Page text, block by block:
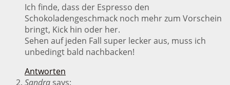
Ich finde, dass der Espresso den
Schokoladengeschmack noch mehr zum Vorschein
bringt, Kick hin oder her.
Sehen auf jeden Fall super lecker aus, muss ich
unbedingt bald nachbacken!
Antworten
Sandra says: